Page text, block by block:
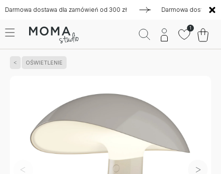
dostawa dla zamówień od 300 zł Darmowa dostawa dla
1
OŚWIETLENIE